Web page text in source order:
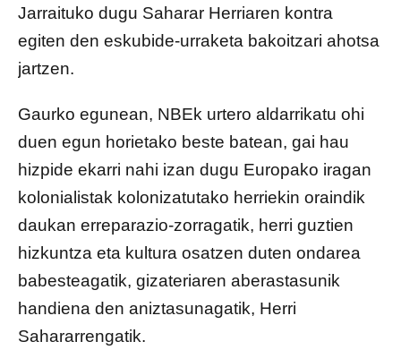
Jarraituko dugu Saharar Herriaren kontra
egiten den eskubide-urraketa bakoitzari ahotsa
jartzen.
Gaurko egunean, NBEk urtero aldarrikatu ohi
duen egun horietako beste batean, gai hau
hizpide ekarri nahi izan dugu Europako iragan
kolonialistak kolonizatutako herriekin oraindik
daukan erreparazio-zorragatik, herri guztien
hizkuntza eta kultura osatzen duten ondarea
babesteagatik, gizateriaren aberastasunik
handiena den aniztasunagatik, Herri
Sahararrengatik.